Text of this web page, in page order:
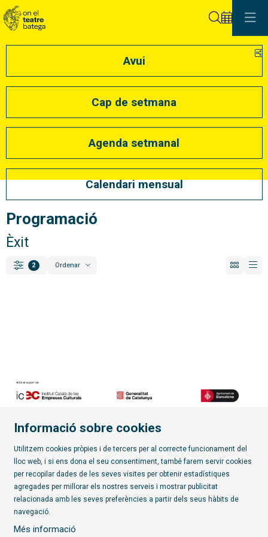
Avui
Cap de setmana
Agenda setmanal
Calendari mensual
Programació
Èxit
Filtrar
2 Ordenar
Diapositiva 2 de 7
Subscriu-te al butlletí
Sitemap |
Ús de Cookies | Transparència
Informació sobre cookies
Utilitzem cookies pròpies i de tercers per al correcte funcionament del
lloc web, i si ens dona el seu consentiment, també farem servir cookies
per recopilar dades de les seves visites per obtenir estadístiques
agregades per millorar els nostres serveis i mostrar publicitat
relacionada amb les seves preferències a partir dels seus hàbits de
navegació.
Més informació